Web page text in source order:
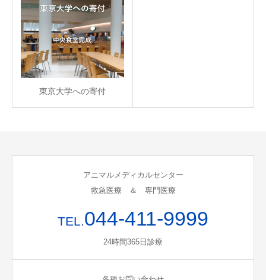
東京大学への寄付
アニマルメディカルセンター
救急医療 ＆ 専門医療
TEL.044-411-9999
24時間365日診療